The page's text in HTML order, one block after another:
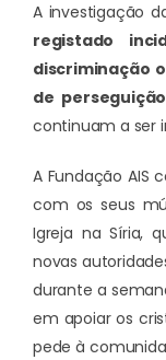
A investigação
registado
discriminação
de
continuam a ser
A Fundação AIS
com os seus
Igreja na Síria,
novas
durante a
em apoiar os
pede à